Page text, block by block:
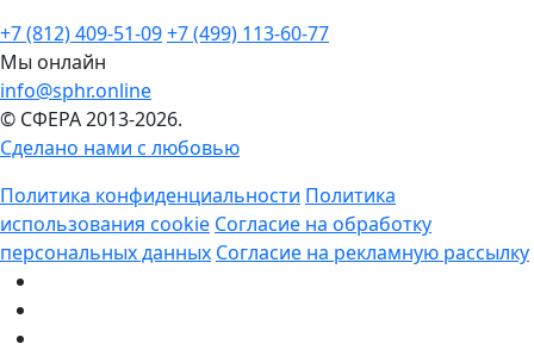
+7 (812) 409-51-09+7 (499) 113-60-77
Мы онлайн
info@sphr.online
© СФЕРА 2013-2026.
Сделано нами с любовью
Политика конфиденциальности Политика
использования cookie Согласие на обработку
персональных данных Согласие на рекламную рассылку